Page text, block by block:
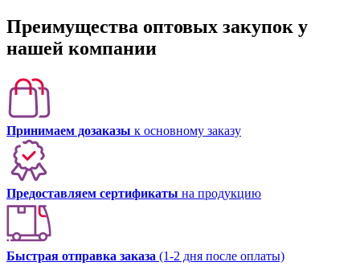
Преимущества оптовых закупок у
нашей компании
Принимаем дозаказы к основному заказу
Предоставляем сертификаты на продукцию
Быстрая отправка заказа (1-2 дня после оплаты)